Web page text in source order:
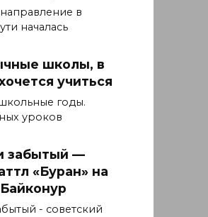
в
началась
школы, в
учиться
годы.
уроков
забытый —
«Буран» на
- советский